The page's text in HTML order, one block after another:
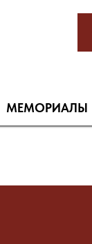
МЕМОРИАЛЫ